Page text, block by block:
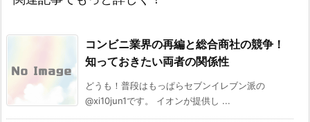
コンビニ業界の再編と総合商社の競争！
知っておきたい両者の関係性
どうも！普段はもっぱらセブンイレブン派の
@xi10jun1です。 イオンが提供し ...